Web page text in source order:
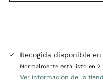
Recogida disponible en
Normalmente está listo en 2
Ver información de la